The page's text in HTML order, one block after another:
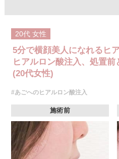
20代 女性
5分で横顔美人になれるヒ
ヒアルロン酸注入、処置前
(20代女性)
#あごへのヒアルロン酸注入
施術前